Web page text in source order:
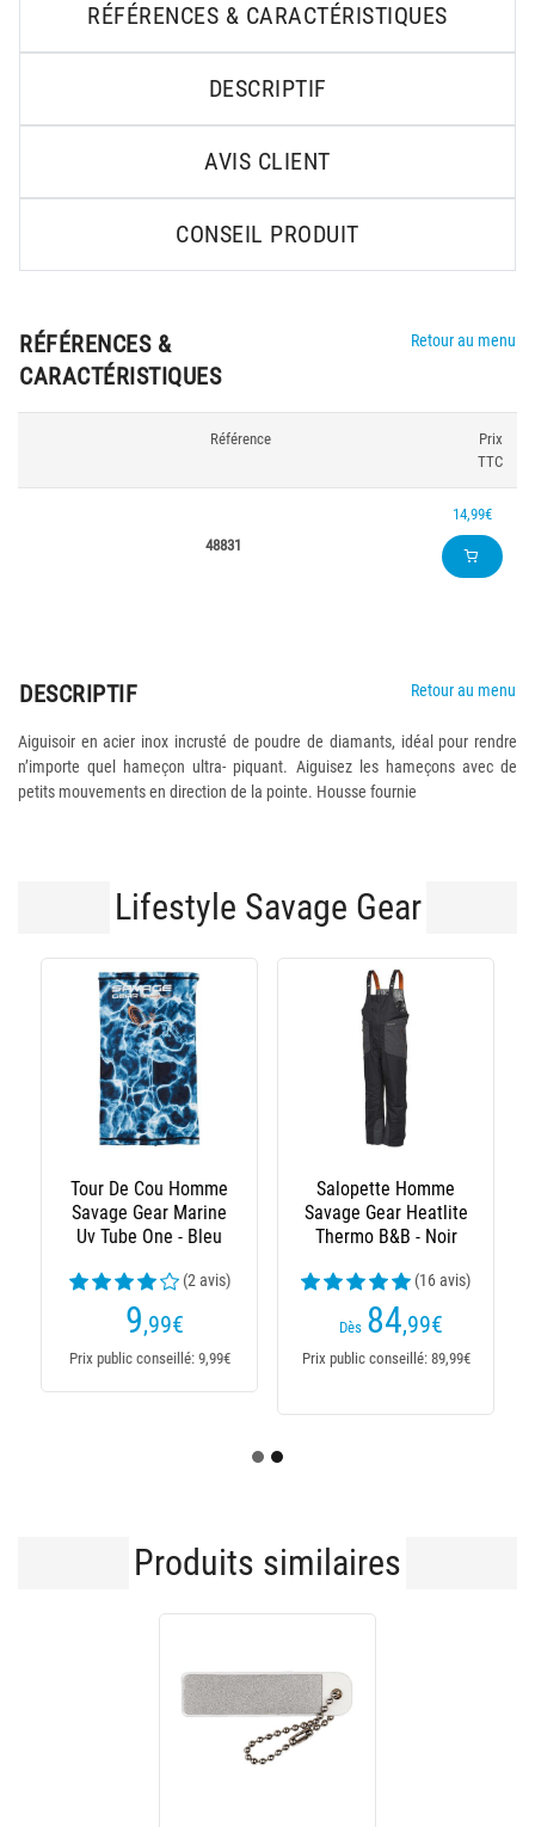
RÉFÉRENCES & CARACTÉRISTIQUES
DESCRIPTIF
AVIS CLIENT
CONSEIL PRODUIT
RÉFÉRENCES &
CARACTÉRISTIQUES
Retour au menu
Référence
Prix
TTC
48831
14,99€
DESCRIPTIF Retour au menu
Aiguisoir en acier inox incrusté de poudre de diamants, idéal pour rendre
n’importe quel hameçon ultra- piquant. Aiguisez les hameçons avec de
petits mouvements en direction de la pointe. Housse fournie
Lifestyle Savage Gear
Salopette Homme
Savage Gear Heatlite
Thermo B&B - Noir
(16 avis)
84,99€
Prix public conseillé: 89,99€
Veste Homme Savage
Gear Heatlite Thermo
Jacket - Noir
(29 avis)
Dès 109,99
Prix public conseillé:
Produits similaires